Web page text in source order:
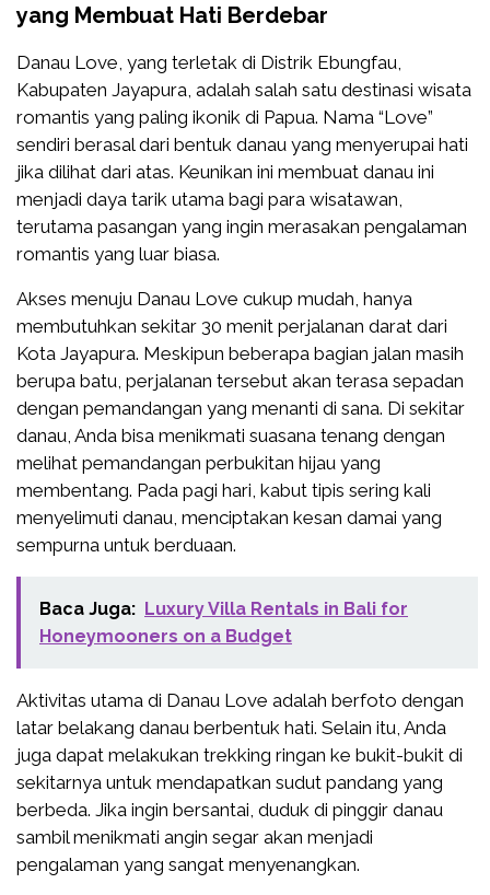
yang Membuat Hati Berdebar
Danau Love, yang terletak di Distrik Ebungfau,
Kabupaten Jayapura, adalah salah satu destinasi wisata
romantis yang paling ikonik di Papua. Nama “Love”
sendiri berasal dari bentuk danau yang menyerupai hati
jika dilihat dari atas. Keunikan ini membuat danau ini
menjadi daya tarik utama bagi para wisatawan,
terutama pasangan yang ingin merasakan pengalaman
romantis yang luar biasa.
Akses menuju Danau Love cukup mudah, hanya
membutuhkan sekitar 30 menit perjalanan darat dari
Kota Jayapura. Meskipun beberapa bagian jalan masih
berupa batu, perjalanan tersebut akan terasa sepadan
dengan pemandangan yang menanti di sana. Di sekitar
danau, Anda bisa menikmati suasana tenang dengan
melihat pemandangan perbukitan hijau yang
membentang. Pada pagi hari, kabut tipis sering kali
menyelimuti danau, menciptakan kesan damai yang
sempurna untuk berduaan.
Baca Juga: Luxury Villa Rentals in Bali for
Honeymooners on a Budget
Aktivitas utama di Danau Love adalah berfoto dengan
latar belakang danau berbentuk hati. Selain itu, Anda
juga dapat melakukan trekking ringan ke bukit-bukit di
sekitarnya untuk mendapatkan sudut pandang yang
berbeda. Jika ingin bersantai, duduk di pinggir danau
sambil menikmati angin segar akan menjadi
pengalaman yang sangat menyenangkan.